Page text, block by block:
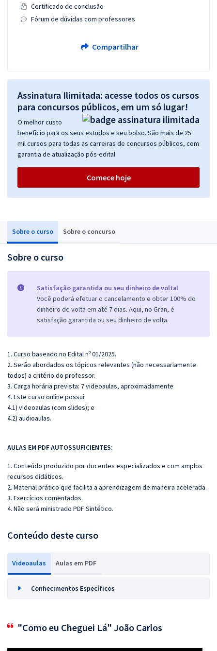
Sobre o curso Sobre o concurso
Sobre o curso
Satisfação garantida ou seu dinheiro de volta!
Você poderá efetuar o cancelamento e obter 100% do
dinheiro de volta em até 7 dias. Aqui, no Gran, é
satisfação garantida ou seu dinheiro de volta.
1. Curso baseado no Edital nº 01/2025.
2. Serão abordados os tópicos relevantes (não necessariamente
todos) a critério do professor.
3. Carga horária prevista: 7 videoaulas, aproximadamente
4. Este curso online possui:
4.1) videoaulas (com slides); e
4.2) audioaulas.
AULAS EM PDF AUTOSSUFICIENTES:
1. Conteúdo produzido por docentes especializados e com amplos
recursos didáticos.
2. Material prático que facilita a aprendizagem de maneira acelerada.
3. Exercícios comentados.
4. Não será ministrado PDF Sintético.
Conteúdo deste curso
Videoaulas Aulas em PDF
Conhecimentos Específicos
"Como eu Cheguei Lá" João Carlos
Certificado de conclusão
Fórum de dúvidas com professores
Compartilhar
Assinatura Ilimitada: acesse todos os cursos
para concursos públicos, em um só lugar!
O melhor custo
benefício para os seus estudos e seu bolso. São mais de 25
mil cursos para todas as carreiras de concursos públicos, com
garantia de atualização pós-edital.
Comece hoje